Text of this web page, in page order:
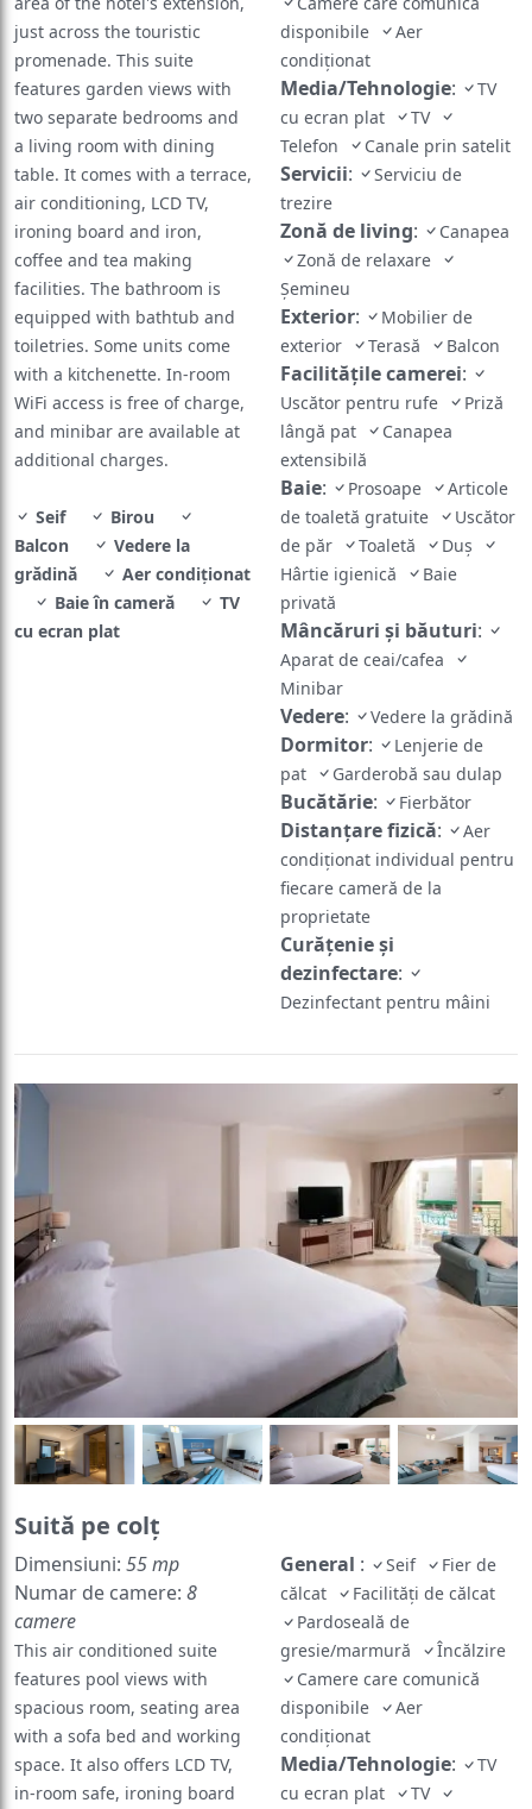
just across the touristic
promenade. This suite
features garden views with
two separate bedrooms and
a living room with dining
table. It comes with a terrace,
air conditioning, LCD TV,
ironing board and iron,
coffee and tea making
facilities. The bathroom is
equipped with bathtub and
toiletries. Some units come
with a kitchenette. In-room
WiFi access is free of charge,
and minibar are available at
additional charges.
Seif
Birou
Balcon
Vedere la
grădină
Aer condiționat
Baie în cameră
TV
cu ecran plat
disponibile
Aer
condiționat
Media/Tehnologie:
TV
cu ecran plat
TV
Telefon
Canale prin satelit
Servicii:
Serviciu de
trezire
Zonă de living:
Canapea
Zonă de relaxare
Șemineu
Exterior:
Mobilier de
exterior
Terasă Balcon
Facilităţile camerei:
Uscător pentru rufe
Priză
lângă pat
Canapea
extensibilă
Baie: Prosoape
Articole
de toaletă gratuite
Uscător
de păr
Toaletă
Duș
Hârtie igienică
Baie
privată
Mâncăruri și băuturi:
Aparat de ceai/cafea
Minibar
Vedere: Vedere la grădină
Dormitor:
Lenjerie de
pat
Garderobă sau dulap
Bucătărie: Fierbător
Distanțare fizică:
Aer
condiționat individual pentru
fiecare cameră de la
proprietate
Curățenie și
dezinfectare:
Dezinfectant pentru mâini
Suită pe colț
Dimensiuni: 55 mp
Numar de camere: 8
camere
This air conditioned suite
features pool views with
spacious room, seating area
with a sofa bed and working
space. It also offers LCD TV,
in-room safe, ironing board
General : Seif
Fier de
călcat
Facilități de călcat
Pardoseală de
gresie/marmură
Încălzire
Camere care comunică
disponibile
Aer
condiționat
Media/Tehnologie:
TV
cu ecran plat
TV